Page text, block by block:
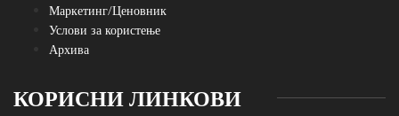
Маркетинг/Ценовник
Услови за користење
Архива
КОРИСНИ ЛИНКОВИ